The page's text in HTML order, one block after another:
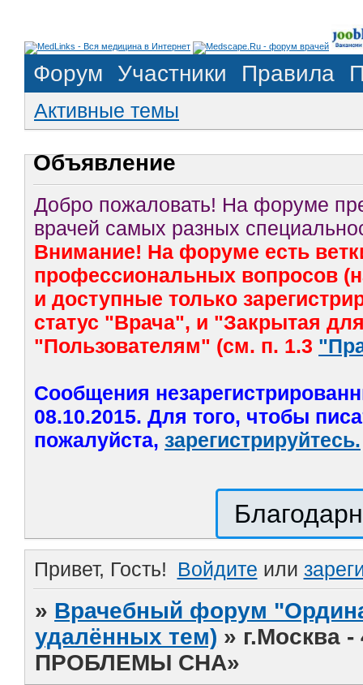
Форум Участники Правила
Активные темы
Объявление
Добро пожаловать! На форуме
врачей самых разных
Внимание! На форуме есть
профессиональных вопросов
и доступные только
статус "Врача", и "Закрытая
"Пользователям" (см. п. 1.3
Сообщения
08.10.2015. Для того, чтобы
пожалуйста, зарегистрируйтесь.
Привет, Гость! Войдите или
» Врачебный форум
удалённых тем) » г.Москва
ПРОБЛЕМЫ СНА»